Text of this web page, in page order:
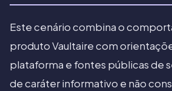
Este cenário combina o
produto Vaultaire com
plataforma e fontes públicas de
de caráter informativo e não